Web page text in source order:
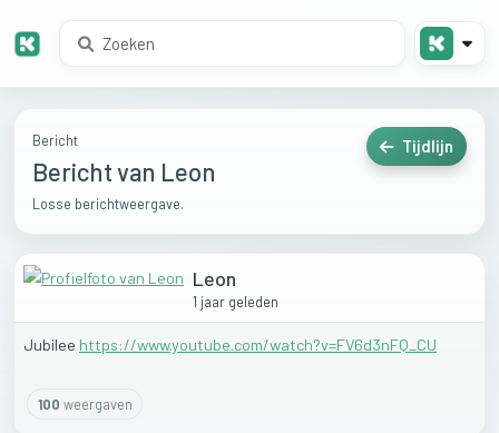
Bericht
Bericht van Leon
Losse berichtweergave.
Tijdlijn
Leon
1 jaar geleden
Jubilee https://www.youtube.com/watch?v=FV6d3nFQ_CU
100 weergaven